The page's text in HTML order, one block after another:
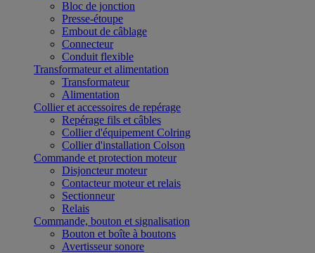
Bloc de jonction
Presse-étoupe
Embout de câblage
Connecteur
Conduit flexible
Transformateur et alimentation
Transformateur
Alimentation
Collier et accessoires de repérage
Repérage fils et câbles
Collier d'équipement Colring
Collier d'installation Colson
Commande et protection moteur
Disjoncteur moteur
Contacteur moteur et relais
Sectionneur
Relais
Commande, bouton et signalisation
Bouton et boîte à boutons
Avertisseur sonore